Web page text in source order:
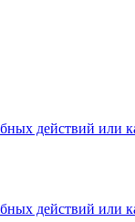
действий или
действий или